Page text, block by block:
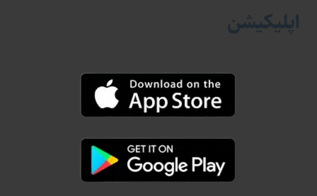
اپلیکیشن